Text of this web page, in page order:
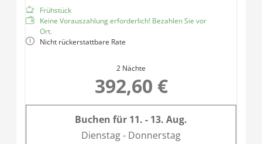
Frühstück
Keine Vorauszahlung erforderlich! Bezahlen Sie vor
Ort.
Nicht rückerstattbare Rate
2 Nächte
392,60 €
Buchen für 11. - 13. Aug.
Dienstag - Donnerstag